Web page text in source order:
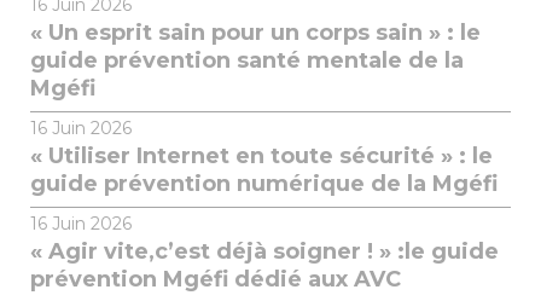
16 Juin 2026
« Un esprit sain pour un corps sain » : le
guide prévention santé mentale de la
Mgéfi
16 Juin 2026
« Utiliser Internet en toute sécurité » : le
guide prévention numérique de la Mgéfi
16 Juin 2026
« Agir vite,c’est déjà soigner ! » :le guide
prévention Mgéfi dédié aux AVC